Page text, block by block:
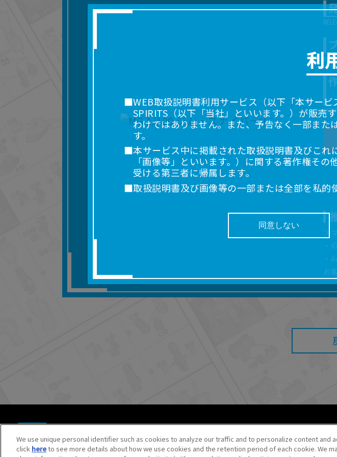
ス
・
・
お
© BANDAI SPIRITS CO.,LTD. ALL RIGHTS RESERVED.
©創通・サンライズ ©創通・サンライズ・MBS
©SOTSU・SUNRISE ©SOTSU・SUNRISE・MBS
©Nintendo・Creatures・GAME FREAK・TV Tokyo・ShoPro・JR Kikaku ©Pokémon
We use unique personal identifier such as cookies to analyze our traffic and to personalize content and
click hereto see more details about how we use cookies and the retention period of each cookie. We
利
■WEB取扱説明書利用サービス（以下「本サー
SPIRITS（以下「当社」といいます。）が販売
わけではありません。また、予告なく一部ま
す。
■本サービス中に掲載された取扱説明書及びこれ
「画像等」といいます。）に関する著作権そ
受ける第三者に帰属します。
■取扱説明書及び画像等の一部または全部を私的
利用を含みます。）を超えて使用（複製、複
れに限りません。）することは禁止いたします
■掲載している取扱説明書は、お客様が購入され
■対象商品仕様の変更などにより、取扱説明書
■当社は、取扱説明書の正確性確保に努めており
■お客様のご利用環境によっては、本サービスを
■本サービスを利用したこと、または利用できな
ても、当社は何らの責任も負いません。
■当社は、本サービスの内容・条件を予告なく変
サービスの提供を終了することがあります。
同意しない